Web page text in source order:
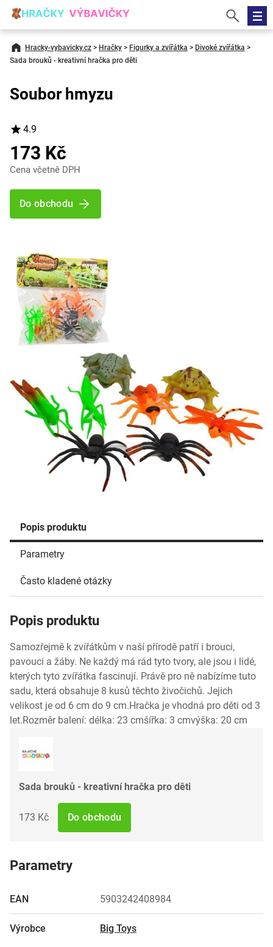
Hracky-vybavicky.cz > Hračky > Figurky a zvířátka > Divoké zvířátka >
Sada brouků - kreativní hračka pro děti
Popis produktu
Parametry
Často kladené otázky
Popis produktu
Samozřejmě k zvířátkům v naší přírodě patří i brouci,
pavouci a žáby. Ne každý má rád tyto tvory, ale jsou i lidé,
kterých tyto zvířátka fascinují. Právě pro ně nabízíme tuto
sadu, která obsahuje 8 kusů těchto živočichů. Jejich
velikost je od 6 cm do 9 cm.Hračka je vhodná pro děti od 3
let.Rozměr balení: délka: 23 cmšířka: 3 cmvýška: 20 cm
Sada brouků - kreativní hračka pro děti
173 Kč Do obchodu
Parametry
EAN 5903242408984
Výrobce Big Toys
Soubor hmyzu
4.9
173 Kč
Cena včetně DPH
Do obchodu